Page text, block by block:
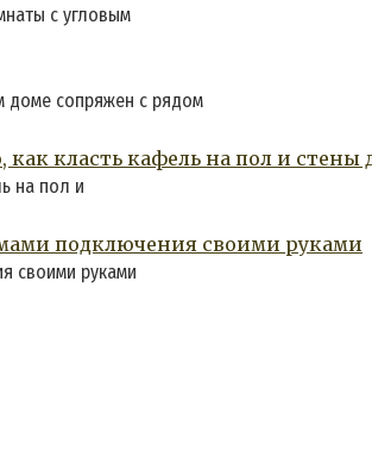
с угловым
доме сопряжен с рядом
класть кафель на пол и
на пол и
подключения своими руками
своими руками